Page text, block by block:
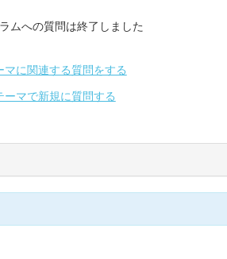
ムへの質問は終了しました
マに関連する質問をする
ーマで新規に質問する